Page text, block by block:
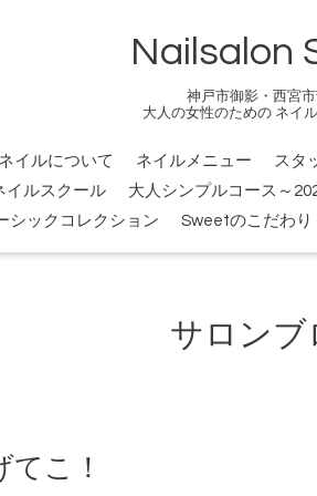
Nailsalon
神戸市御影・西宮
大人の女性のための ネイ
イルについて ネイルメニュー スタ
イルスクール 大人シンプルコース～
シックコレクション
Sweetのこだわり
サロンブ
こ！